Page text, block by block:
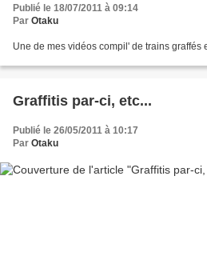
Publié le 18/07/2011 à 09:14
Par Otaku
Une de mes vidéos compil' de trains graffés
Graffitis par-ci, etc...
Publié le 26/05/2011 à 10:17
Par Otaku